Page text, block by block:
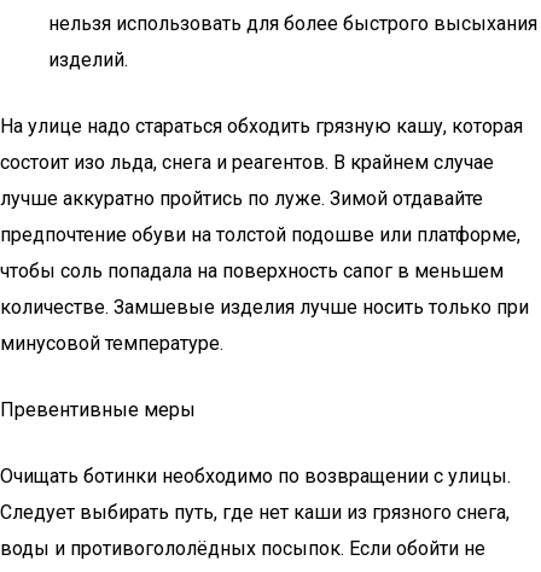
нельзя использовать для более быстрого высыхания
изделий.
На улице надо стараться обходить грязную кашу, которая
состоит изо льда, снега и реагентов. В крайнем случае
лучше аккуратно пройтись по луже. Зимой отдавайте
предпочтение обуви на толстой подошве или платформе,
чтобы соль попадала на поверхность сапог в меньшем
количестве. Замшевые изделия лучше носить только при
минусовой температуре.
Превентивные меры
Очищать ботинки необходимо по возвращении с улицы.
Следует выбирать путь, где нет каши из грязного снега,
воды и противогололёдных посыпок. Если обойти не